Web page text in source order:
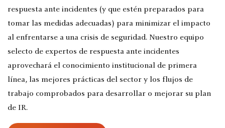
respuesta ante incidentes (y que estén preparados para
tomar las medidas adecuadas) para minimizar el impacto
al enfrentarse a una crisis de seguridad. Nuestro equipo
selecto de expertos de respuesta ante incidentes
aprovechará el conocimiento institucional de primera
línea, las mejores prácticas del sector y los flujos de
trabajo comprobados para desarrollar o mejorar su plan
de IR.